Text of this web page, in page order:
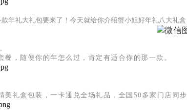
年礼大礼包要来了！今天就给你介绍蟹小姐好年礼八大礼盒
，
，随便你的年怎么过，肯定有适合你的那一款。
美礼盒包装， 一卡通兑全场礼品，全国50多家门店同